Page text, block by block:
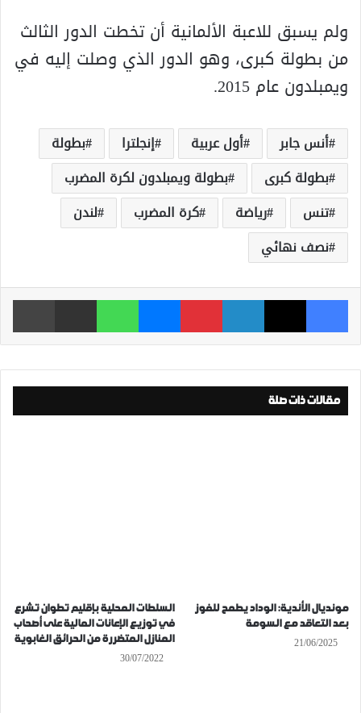
ولم يسبق للاعبة الألمانية أن تخطت الدور الثالث
من بطولة كبرى، وهو الدور الذي وصلت إليه في
ويمبلدون عام 2015.
أنس جابر أول عربية إنجلترا
بطولة
بطولة كبرى
بطولة ويمبلدون لكرة المضرب
تنس
رياضة كرة المضرب
لندن
نصف نهائي
فيسبوك ‫X لينكدإن بينتيريست ماسنجر واتساب مشاركة عبر البريد
مقالات ذات صلة
مونديال الأندية: الوداد يطمح للفوز
بعد التعاقد مع السومة
21/06/2025
السلطات المحلية بإقليم تطوان تشرع
في توزيع الإعانات المالية على أصحاب
المنازل المتضررة من الحرائق الغابوية
30/07/2022